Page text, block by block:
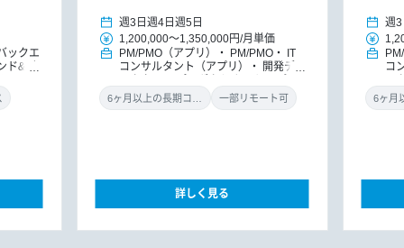
ックエ
ド&バ
SRE
週3日 週4日 週5日
1,200,000～1,350,000円/月単価
PM/PMO（アプリ）
PM/PMO
IT
コンサルタント（アプリ）
開発ディ
ダクトマネジャー
一部リモート可
詳しく見る
週3
コ
ダ